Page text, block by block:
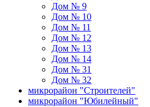
Дом № 9
Дом № 10
Дом № 11
Дом № 12
Дом № 13
Дом № 14
Дом № 31
Дом № 32
микрорайон "Строителей"
микрорайон "Юбилейный"